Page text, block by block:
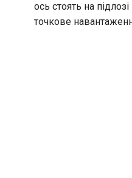
ось стоять на
точкове